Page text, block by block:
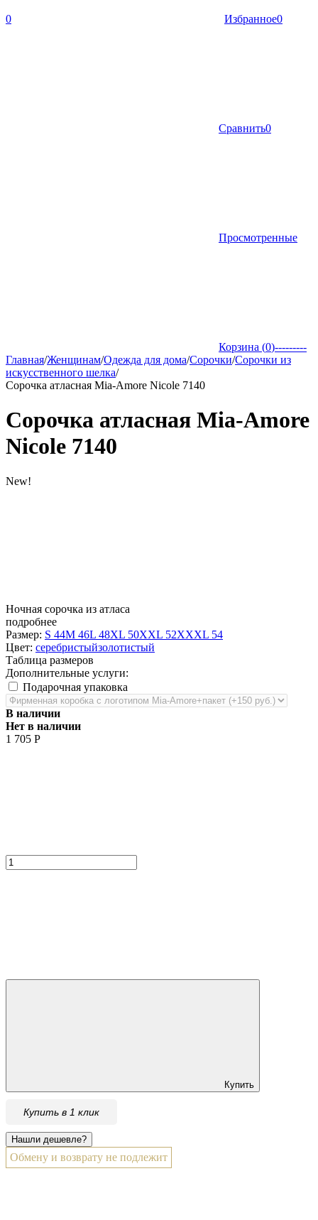
0 Избранное0
Сравнить0
Просмотренные
Корзина (0)---------
Главная/Женщинам/Одежда для дома/Сорочки/Сорочки из
искусственного шелка/
Сорочка атласная Mia-Amore Nicole 7140
Сорочка атласная Mia-Amore
Nicole 7140
New!
Ночная сорочка из атласа
подробнее
Размер: S 44M 46L 48XL 50XXL 52XXXL 54
Цвет: серебристыйзолотистый
Таблица размеров
Дополнительные услуги:
Подарочная упаковка
В наличии
Нет в наличии
1 705 Р
Купить
Купить в 1 клик
Обмену и возврату не подлежит